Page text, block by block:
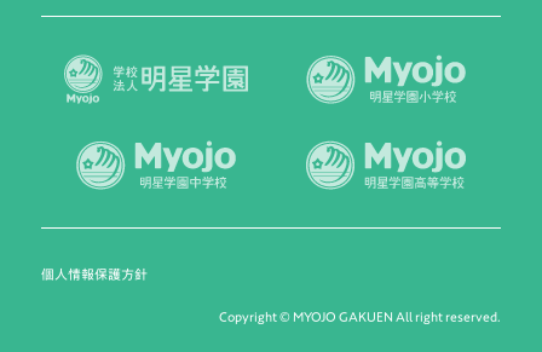
個人情報保護方針
Copyright © MYOJO GAKUEN All right reserved.